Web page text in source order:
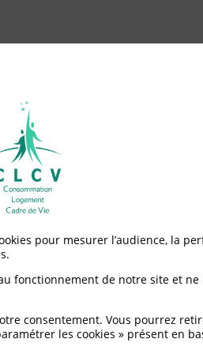
consommateurs et
/ Santé
lié au gel
face à
pour mesurer l’audience, la
fonctionnement de notre site et ne
consentement. Vous pourrez
les cookies » présent en